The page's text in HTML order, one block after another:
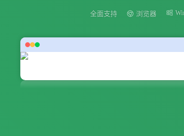
全面支持 浏览器